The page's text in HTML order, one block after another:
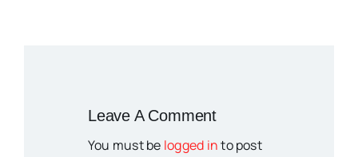
Leave A Comment
You must be logged into post